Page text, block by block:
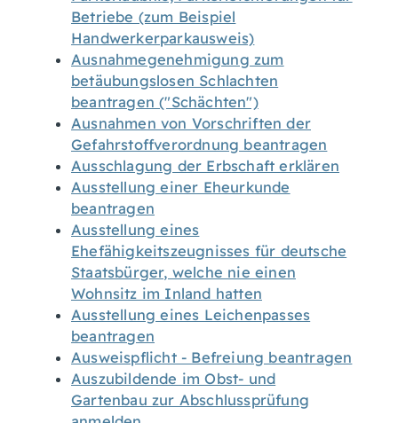
Betriebe (zum Beispiel
Handwerkerparkausweis)
Ausnahmegenehmigung zum
betäubungslosen Schlachten
beantragen ("Schächten")
Ausnahmen von Vorschriften der
Gefahrstoffverordnung beantragen
Ausschlagung der Erbschaft erklären
Ausstellung einer Eheurkunde
beantragen
Ausstellung eines
Ehefähigkeitszeugnisses für deutsche
Staatsbürger, welche nie einen
Wohnsitz im Inland hatten
Ausstellung eines Leichenpasses
beantragen
Ausweispflicht - Befreiung beantragen
Auszubildende im Obst- und
Gartenbau zur Abschlussprüfung